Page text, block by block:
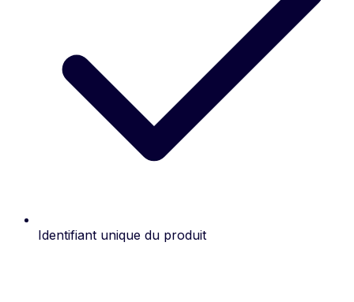
Identifiant unique du produit